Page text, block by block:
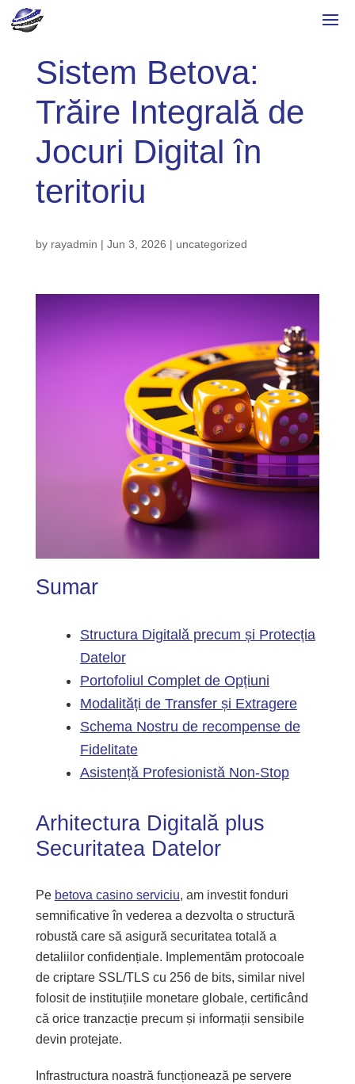
Sistem Betova:
Trăire Integrală de
Jocuri Digital în
teritoriu
by rayadmin | Jun 3, 2026 | uncategorized
Sumar
Structura Digitală precum și Protecția
Datelor
Portofoliul Complet de Opțiuni
Modalități de Transfer și Extragere
Schema Nostru de recompense de
Fidelitate
Asistență Profesionistă Non-Stop
Arhitectura Digitală plus
Securitatea Datelor
Pe betova casino serviciu, am investit fonduri
semnificative în vederea a dezvolta o structură
robustă care să asigură securitatea totală a
detaliilor confidențiale. Implementăm protocoale
de criptare SSL/TLS cu 256 de bits, similar nivel
folosit de instituțiile monetare globale, certificând
că orice tranzacție precum și informații sensibile
devin protejate.
Infrastructura noastră funcționează pe servere